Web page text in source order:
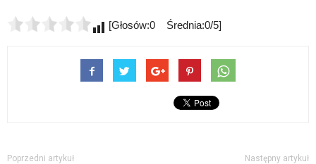
[Głosów:0 Średnia:0/5]
Poprzedni artykuł Następny artykuł